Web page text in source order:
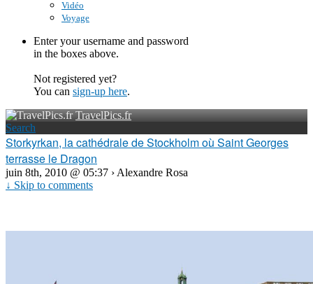
Vidéo
Voyage
Enter your username and password
in the boxes above.
Not registered yet?
You can sign-up here.
TravelPics.fr
Search
Storkyrkan, la cathédrale de Stockholm où Saint Georges
terrasse le Dragon
juin 8th, 2010 @ 05:37 › Alexandre Rosa
↓ Skip to comments